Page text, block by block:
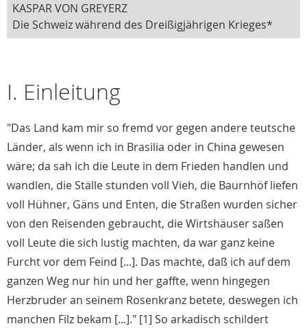
KASPAR VON GREYERZ
Die Schweiz während des Dreißigjährigen Krieges*
I. Einleitung
"Das Land kam mir so fremd vor gegen andere teutsche
Länder, als wenn ich in Brasilia oder in China gewesen
wäre; da sah ich die Leute in dem Frieden handlen und
wandlen, die Ställe stunden voll Vieh, die Baurnhöf liefen
voll Hühner, Gäns und Enten, die Straßen wurden sicher
von den Reisenden gebraucht, die Wirtshäuser saßen
voll Leute die sich lustig machten, da war ganz keine
Furcht vor dem Feind [...]. Das machte, daß ich auf dem
ganzen Weg nur hin und her gaffte, wenn hingegen
Herzbruder an seinem Rosenkranz betete, deswegen ich
manchen Filz bekam [...]." [1] So arkadisch schildert